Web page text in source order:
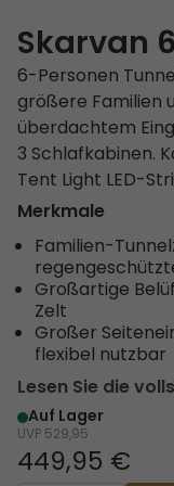
Skarvan 6
6-Personen
größere Familien
überdachtem
3 Schlafkabinen.
Tent Light LED-
Merkmale
Familien-
Großartige
Zelt
Großer
flexibel nutzbar
Lesen Sie die
Auf Lager
UVP 529,95
449,95 €